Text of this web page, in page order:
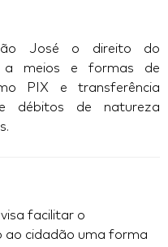
José o direito do
a meios e formas de
PIX e transferência
débitos de natureza
facilitar o
ao cidadão uma forma